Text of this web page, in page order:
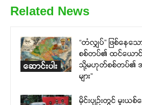
Related News
ဆောင်းပါး
“တံလျှပ်” ဖြစ်နေသ
စစ်တပ်၏ ထင်ယော
သို့မဟုတ်စစ်တပ်၏ အ
များ”
မိုင်းပျဉ်းတွင် မူးယစ်